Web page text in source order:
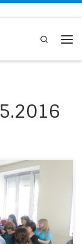
Search
В соответствии с
области